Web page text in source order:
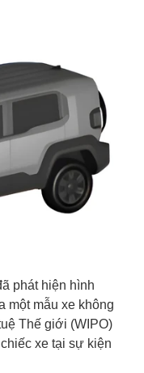
phát hiện hình
một mẫu xe không
Thế giới (WIPO)
xe tại sự kiện